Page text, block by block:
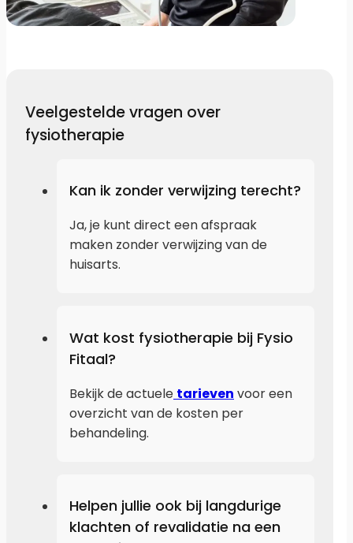
Veelgestelde vragen over
fysiotherapie
Kan ik zonder verwijzing terecht?
Ja, je kunt direct een afspraak
maken zonder verwijzing van de
huisarts.
Wat kost fysiotherapie bij Fysio
Fitaal?
Bekijk de actuele tarieven voor een
overzicht van de kosten per
behandeling.
Helpen jullie ook bij langdurige
klachten of revalidatie na een